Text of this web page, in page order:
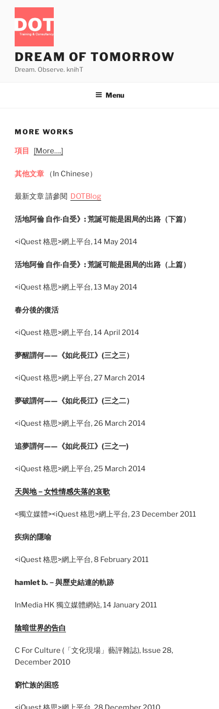
content
DREAM OF TOMORROW
Dream. Observe. knihT
Menu
MORE WORKS
項 目 [More….]
其他文章 （In Chinese）
最新文章 請參閱 DOTBlog
活地阿倫 自作‧自受》: 荒誕可能是困局的出路（下篇）
<iQuest 格思>網上平台, 14 May 2014
活地阿倫 自作‧自受》: 荒誕可能是困局的出路（上篇）
<iQuest 格思>網上平台, 13 May 2014
春分後的復活
<iQuest 格思>網上平台, 14 April 2014
夢醒謂何——《如此長江》(三之三）
<iQuest 格思>網上平台, 27 March 2014
夢破謂何——《如此長江》(三之二）
<iQuest 格思>網上平台, 26 March 2014
追夢謂何——《如此長江》(三之一)
<iQuest 格思>網上平台, 25 March 2014
天與地－女性情感失落的哀歌
<獨立媒體><iQuest 格思>網上平台, 23 December 2011
疾病的隱喻
<iQuest 格思>網上平台, 8 February 2011
hamlet b.－與歷史結連的軌跡
InMedia HK 獨立媒體網站, 14 January 2011
陰暗世界的告白
C For Culture (「文化現場」藝評雜誌), Issue 28,
December 2010
窮忙族的困惑